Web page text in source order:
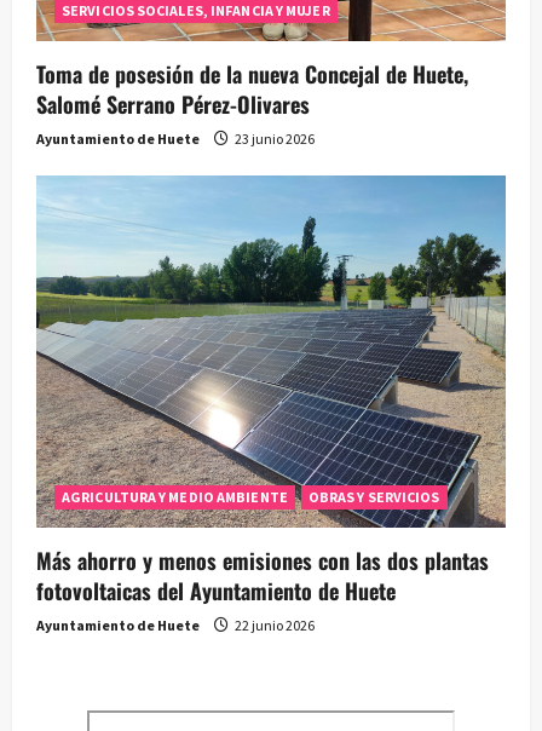
SERVICIOS SOCIALES, INFANCIA Y MUJER
Toma de posesión de la nueva Concejal de Huete,
Salomé Serrano Pérez-Olivares
Ayuntamiento de Huete 23 junio 2026
AGRICULTURA Y MEDIO AMBIENTE OBRAS Y SERVICIOS
Más ahorro y menos emisiones con las dos plantas
fotovoltaicas del Ayuntamiento de Huete
Ayuntamiento de Huete 22 junio 2026